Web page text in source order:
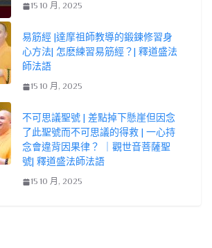
15 10 月, 2025
易筋經 |達摩祖師教導的鍛鍊修習身
心方法| 怎麽練習易筋經？| 釋道盛法
師法語
15 10 月, 2025
不可思議聖號 | 差點掉下懸崖但因念
了此聖號而不可思議的得救 | 一心持
念會違背因果律？ ｜觀世音菩薩聖
號| 釋道盛法師法語
15 10 月, 2025